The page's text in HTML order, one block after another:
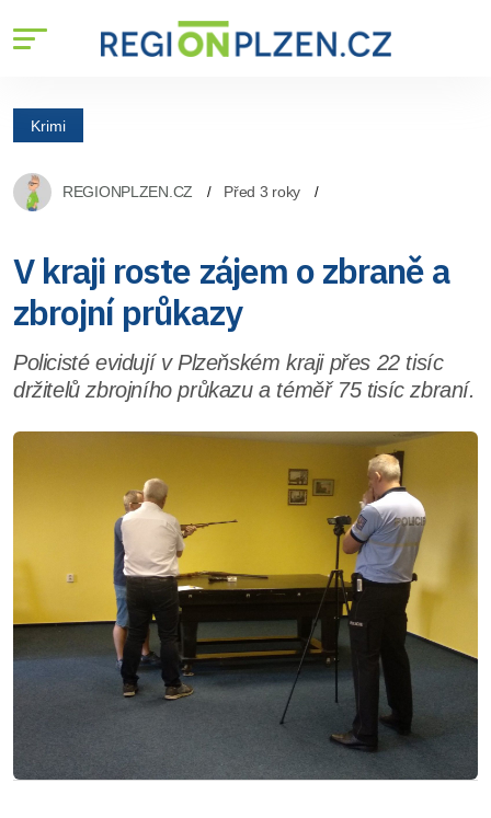
Krimi
REGIONPLZEN.CZ Před 3 roky
V kraji roste zájem o zbraně a
zbrojní průkazy
Policisté evidují v Plzeňském kraji přes 22 tisíc
držitelů zbrojního průkazu a téměř 75 tisíc zbraní.